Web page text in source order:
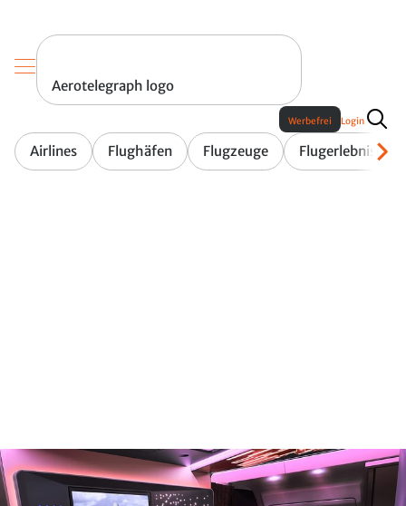
Aerotelegraph logo
Airlines Flughäfen Flugzeuge Flugerlebnis
Werbefrei Login